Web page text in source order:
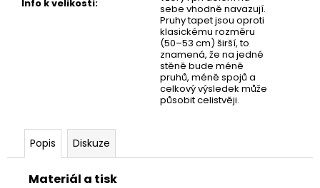
Info k velikosti:
sebe vhodně navazují.
Pruhy tapet jsou oproti
klasickému rozměru
(50–53 cm) širší, to
znamená, že na jedné
stěně bude méně
pruhů, méně spojů a
celkový výsledek může
působit celistvěji.
Popis Diskuze
Materiál a tisk